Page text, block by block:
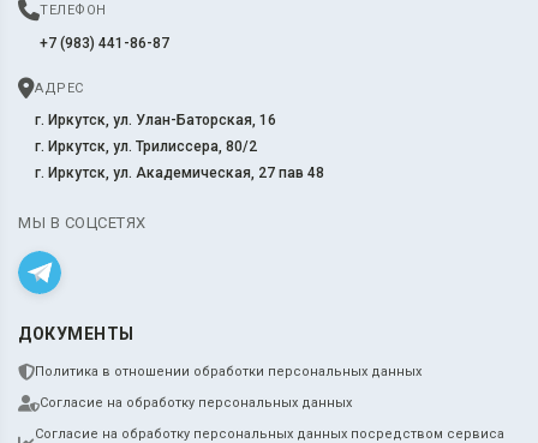
ТЕЛЕФОН
+7 (983) 441-86-87
АДРЕС
г. Иркутск, ул. Улан-Баторская, 16
г. Иркутск, ул. Трилиссера, 80/2
г. Иркутск, ул. Академическая, 27 пав 48
МЫ В СОЦСЕТЯХ
ДОКУМЕНТЫ
Политика в отношении обработки персональных данных
Согласие на обработку персональных данных
Согласие на обработку персональных данных посредством сервиса